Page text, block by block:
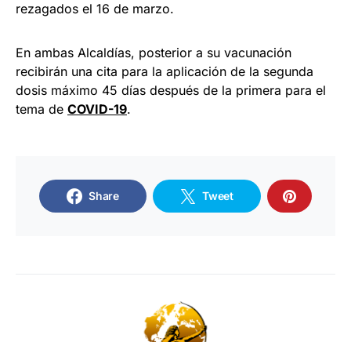
rezagados el 16 de marzo.
En ambas Alcaldías, posterior a su vacunación
recibirán una cita para la aplicación de la segunda
dosis máximo 45 días después de la primera para el
tema de COVID-19.
Share Tweet